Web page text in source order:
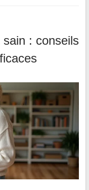
: conseils